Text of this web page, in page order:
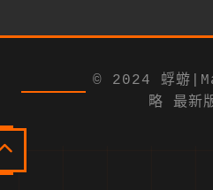
© 2024 蜉蝣
略 最新